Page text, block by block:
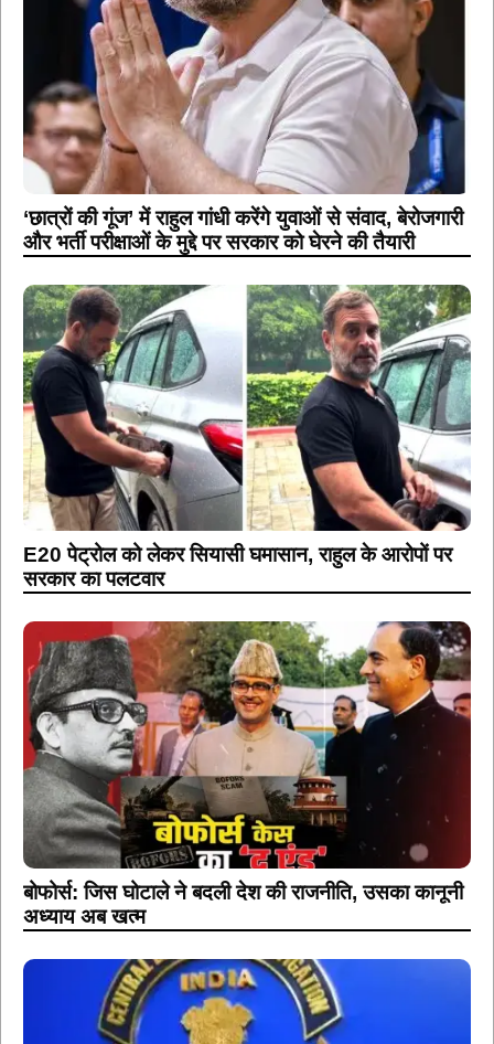
‘छात्रों की गूंज’ में राहुल गांधी करेंगे युवाओं से संवाद, बेरोजगारी
और भर्ती परीक्षाओं के मुद्दे पर सरकार को घेरने की तैयारी
E20 पेट्रोल को लेकर सियासी घमासान, राहुल के आरोपों पर
सरकार का पलटवार
बोफोर्स: जिस घोटाले ने बदली देश की राजनीति, उसका कानूनी
अध्याय अब खत्म